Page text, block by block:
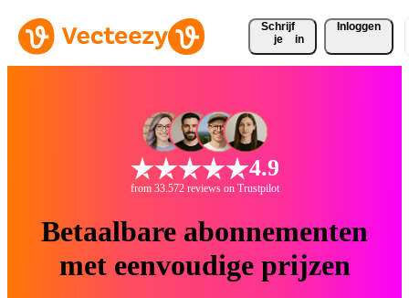
Schrijf
je
in
Inloggen
4.9
from 33.572 reviews on Trustpilot
Betaalbare abonnementen
met eenvoudige prijzen